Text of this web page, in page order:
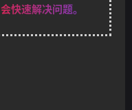
快速解决问题。